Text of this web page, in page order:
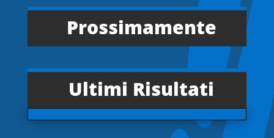
Prossimamente
Ultimi Risultati